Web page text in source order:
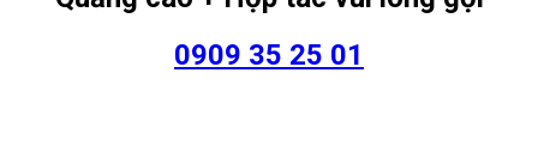
0909 35 25 01